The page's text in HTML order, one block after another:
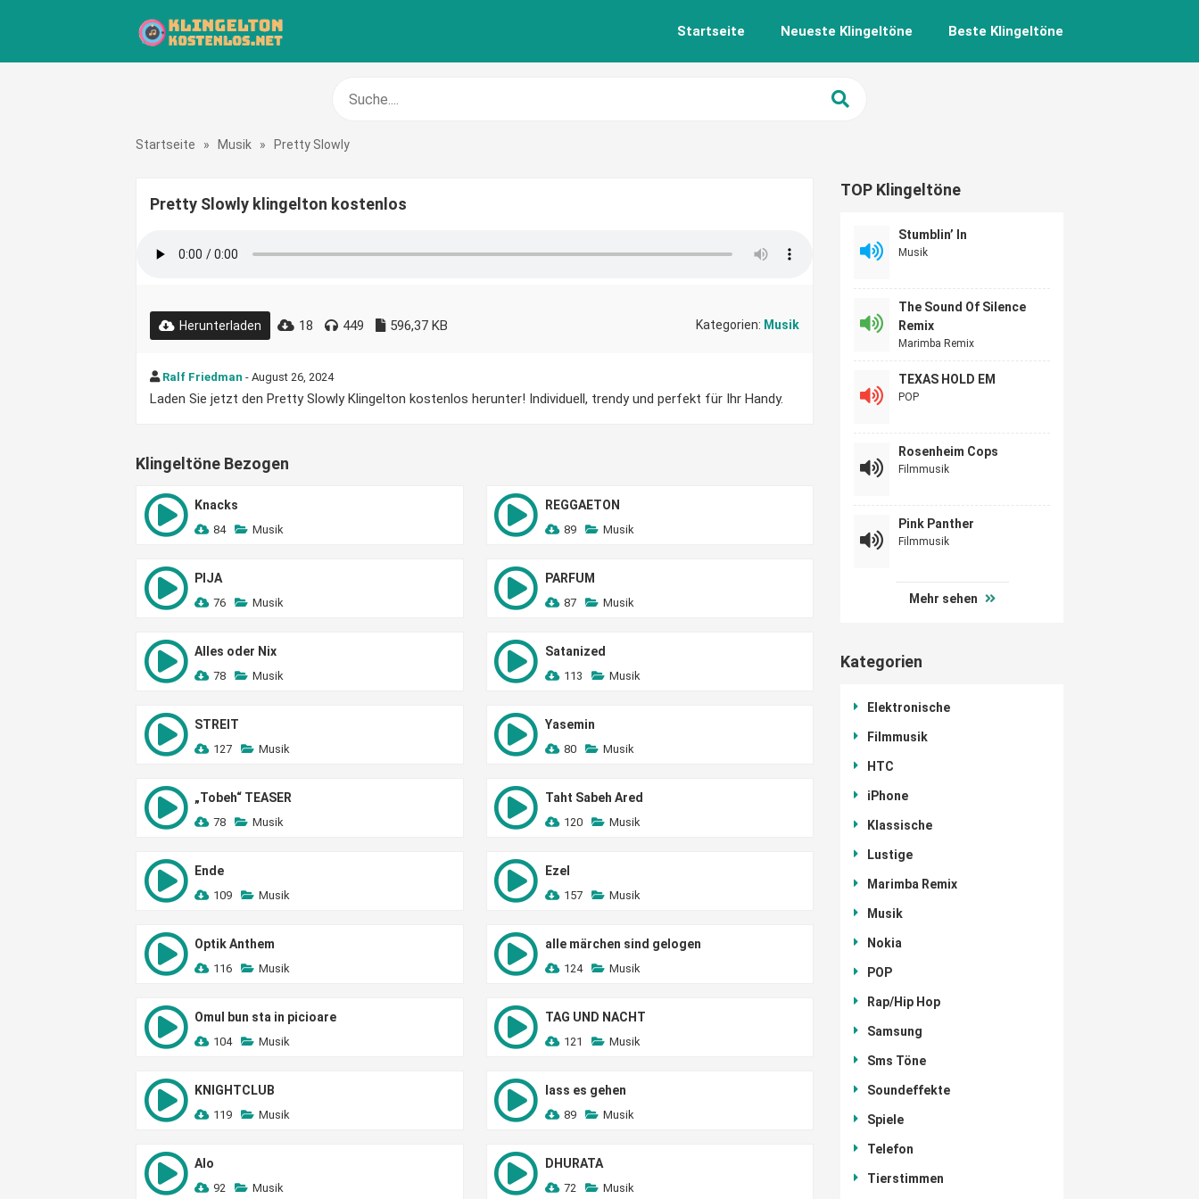
Startseite Neueste Klingeltöne Beste Klingeltöne
Startseite » Musik » Pretty Slowly
Pretty Slowly klingelton kostenlos
Herunterladen 18 449 596,37 KB Kategorien: Musik
Ralf Friedman - August 26, 2024
Laden Sie jetzt den Pretty Slowly Klingelton kostenlos herunter! Individuell, trendy und perfekt für Ihr Handy.
Klingeltöne Bezogen
Knacks
84 Musik
REGGAETON
89 Musik
PIJA
76 Musik
PARFUM
87 Musik
Alles oder Nix
78 Musik
Satanized
113 Musik
STREIT
127 Musik
Yasemin
80 Musik
„Tobeh“ TEASER
78 Musik
Taht Sabeh Ared
120 Musik
Ende
109 Musik
Ezel
157 Musik
Optik Anthem
116 Musik
alle märchen sind gelogen
124 Musik
Omul bun sta in picioare
104 Musik
TAG UND NACHT
121 Musik
KNIGHTCLUB
119 Musik
lass es gehen
89 Musik
Alo
92 Musik
DHURATA
72 Musik
TOP Klingeltöne
Stumblin’ In
Musik
The Sound Of Silence
Remix
Marimba Remix
TEXAS HOLD EM
POP
Rosenheim Cops
Filmmusik
Pink Panther
Filmmusik
Mehr sehen
Kategorien
Elektronische
Filmmusik
HTC
iPhone
Klassische
Lustige
Marimba Remix
Musik
Nokia
POP
Rap/Hip Hop
Samsung
Sms Töne
Soundeffekte
Spiele
Telefon
Tierstimmen